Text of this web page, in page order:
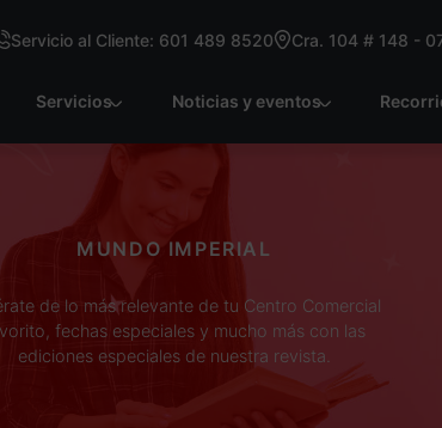
Servicio al Cliente: 601 489 8520 Cra. 104 # 148 -
Servicios Noticias y eventos
MUNDO IMPERIAL
de lo más relevante de tu Centro Comercial
fechas especiales y mucho más con las
ediciones especiales de nuestra revista.